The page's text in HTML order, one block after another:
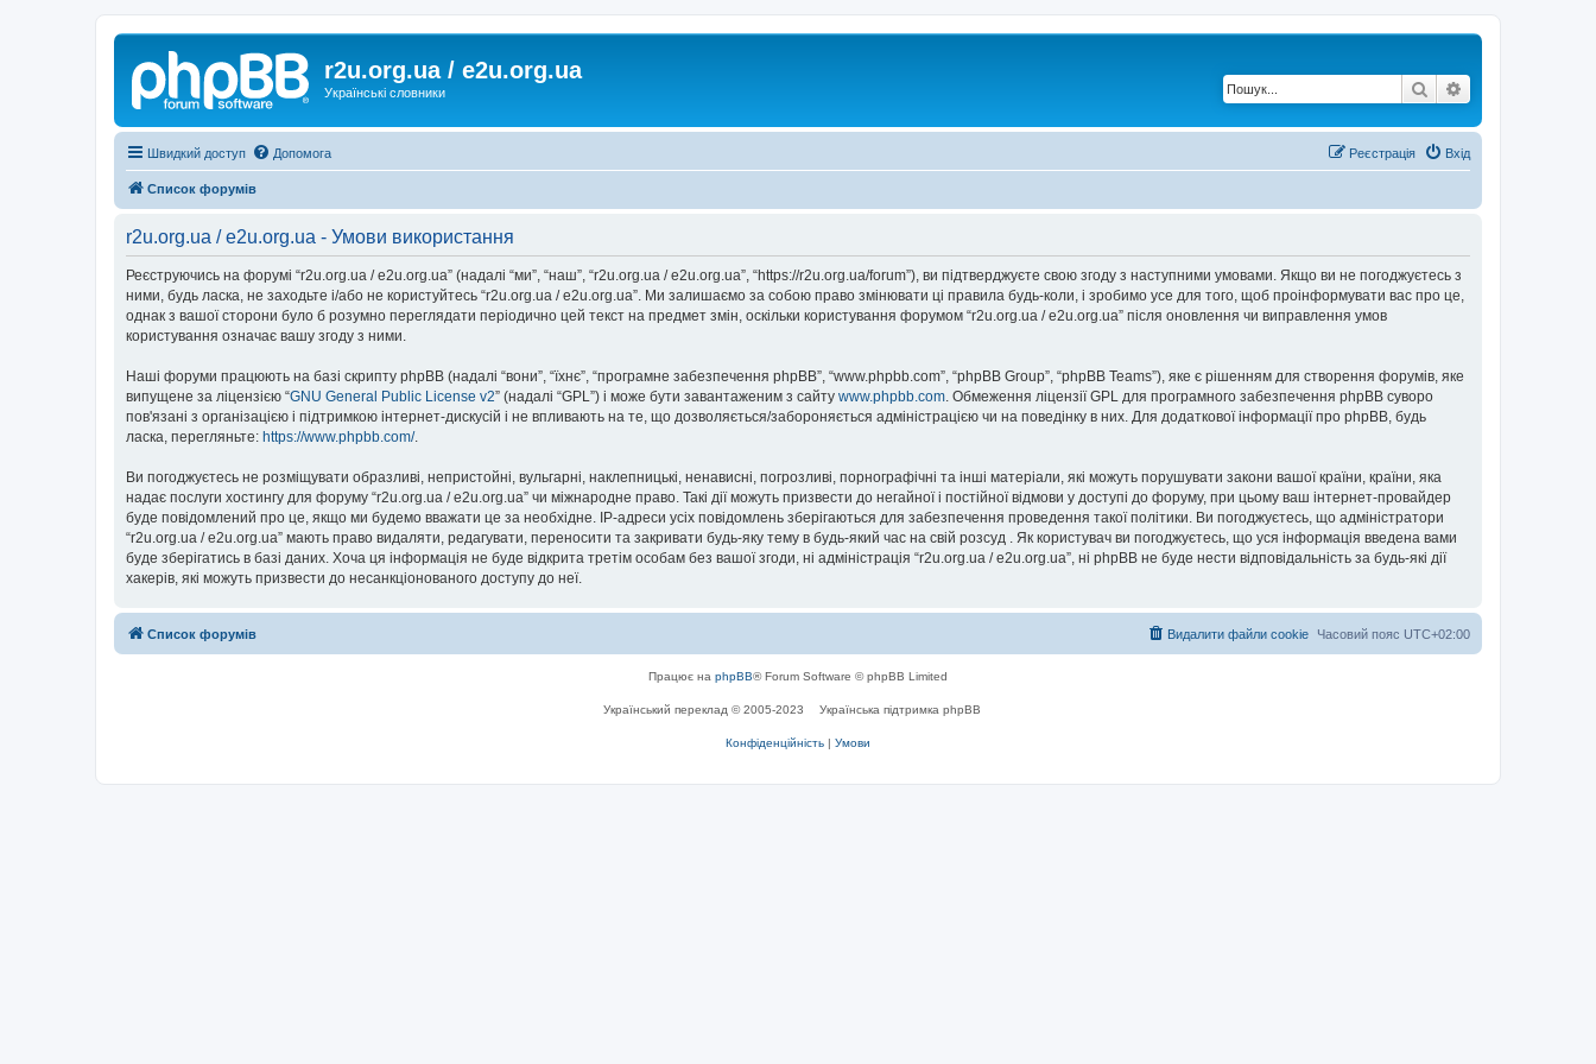
r2u.org.ua / e2u.org.ua
Українські словники Пошук
Швидкий доступ Допомога Вхід
Реєстрація
Список форумів
r2u.org.ua / e2u.org.ua - Умови використання
Реєструючись на форумі “r2u.org.ua / e2u.org.ua” (надалі “ми”, “наш”, “r2u.org.ua / e2u.org.ua”, “https://r2u.org.ua/forum”), ви підтверджуєте свою згоду з наступними умовами. Якщо ви не погоджуєтесь з
ними, будь ласка, не заходьте і/або не користуйтесь “r2u.org.ua / e2u.org.ua”. Ми залишаємо за собою право змінювати ці правила будь-коли, і зробимо усе для того, щоб проінформувати вас про це,
однак з вашої сторони було б розумно переглядати періодично цей текст на предмет змін, оскільки користування форумом “r2u.org.ua / e2u.org.ua” після оновлення чи виправлення умов
користування означає вашу згоду з ними.
Наші форуми працюють на базі скрипту phpBB (надалі “вони”, “їхнє”, “програмне забезпечення phpBB”, “www.phpbb.com”, “phpBB Group”, “phpBB Teams”), яке є рішенням для створення форумів, яке
випущене за ліцензією “GNU General Public License v2” (надалі “GPL”) і може бути завантаженим з сайту www.phpbb.com . Обмеження ліцензії GPL для програмного забезпечення phpBB суворо
пов'язані з організацією і підтримкою інтернет-дискусій і не впливають на те, що дозволяється/забороняється адміністрацією чи на поведінку в них. Для додаткової інформації про phpBB, будь
ласка, перегляньте: https://www.phpbb.com/.
Ви погоджуєтесь не розміщувати образливі, непристойні, вульгарні, наклепницькі, ненависні, погрозливі, порнографічні та інші матеріали, які можуть порушувати закони вашої країни, країни, яка
надає послуги хостингу для форуму “r2u.org.ua / e2u.org.ua” чи міжнародне право. Такі дії можуть призвести до негайної і постійної відмови у доступі до форуму, при цьому ваш інтернет-провайдер
буде повідомлений про це, якщо ми будемо вважати це за необхідне. IP-адреси усіх повідомлень зберігаються для забезпечення проведення такої політики. Ви погоджуєтесь, що адміністратори
“r2u.org.ua / e2u.org.ua” мають право видаляти, редагувати, переносити та закривати будь-яку тему в будь-який час на свій розсуд . Як користувач ви погоджуєтесь, що уся інформація введена вами
буде зберігатись в базі даних. Хоча ця інформація не буде відкрита третім особам без вашої згоди, ні адміністрація “r2u.org.ua / e2u.org.ua”, ні phpBB не буде нести відповідальність за будь-які дії
хакерів, які можуть призвести до несанкціонованого доступу до неї.
Список форумів Часовий пояс UTC+02:00
Видалити файли cookie
Працює на phpBB® Forum Software © phpBB Limited
Український переклад © 2005-2023 Українська підтримка phpBB
Конфіденційність | Умови